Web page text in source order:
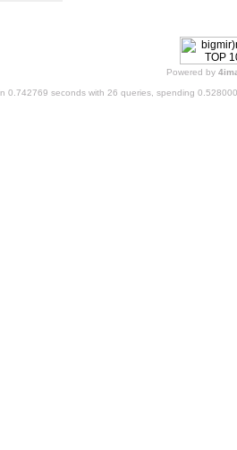
Powered by
0.742769 seconds with 26 queries, spending